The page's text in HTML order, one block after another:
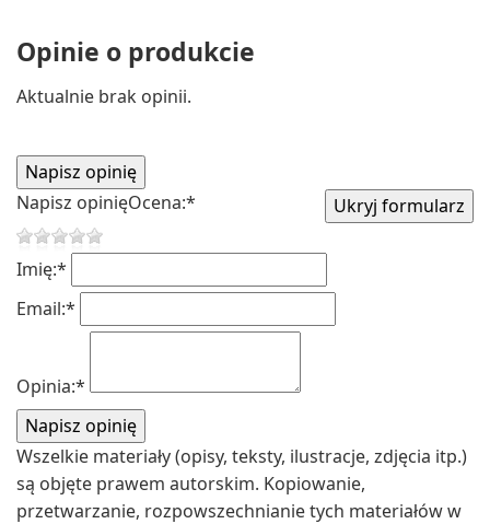
Opinie o produkcie
Aktualnie brak opinii.
Napisz opinięOcena:*
Imię:*
Email:*
Opinia:*
Wszelkie materiały (opisy, teksty, ilustracje, zdjęcia itp.)
są objęte prawem autorskim. Kopiowanie,
przetwarzanie, rozpowszechnianie tych materiałów w